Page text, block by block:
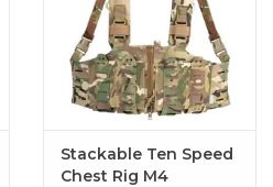
Stackable Ten Speed
Chest Rig M4